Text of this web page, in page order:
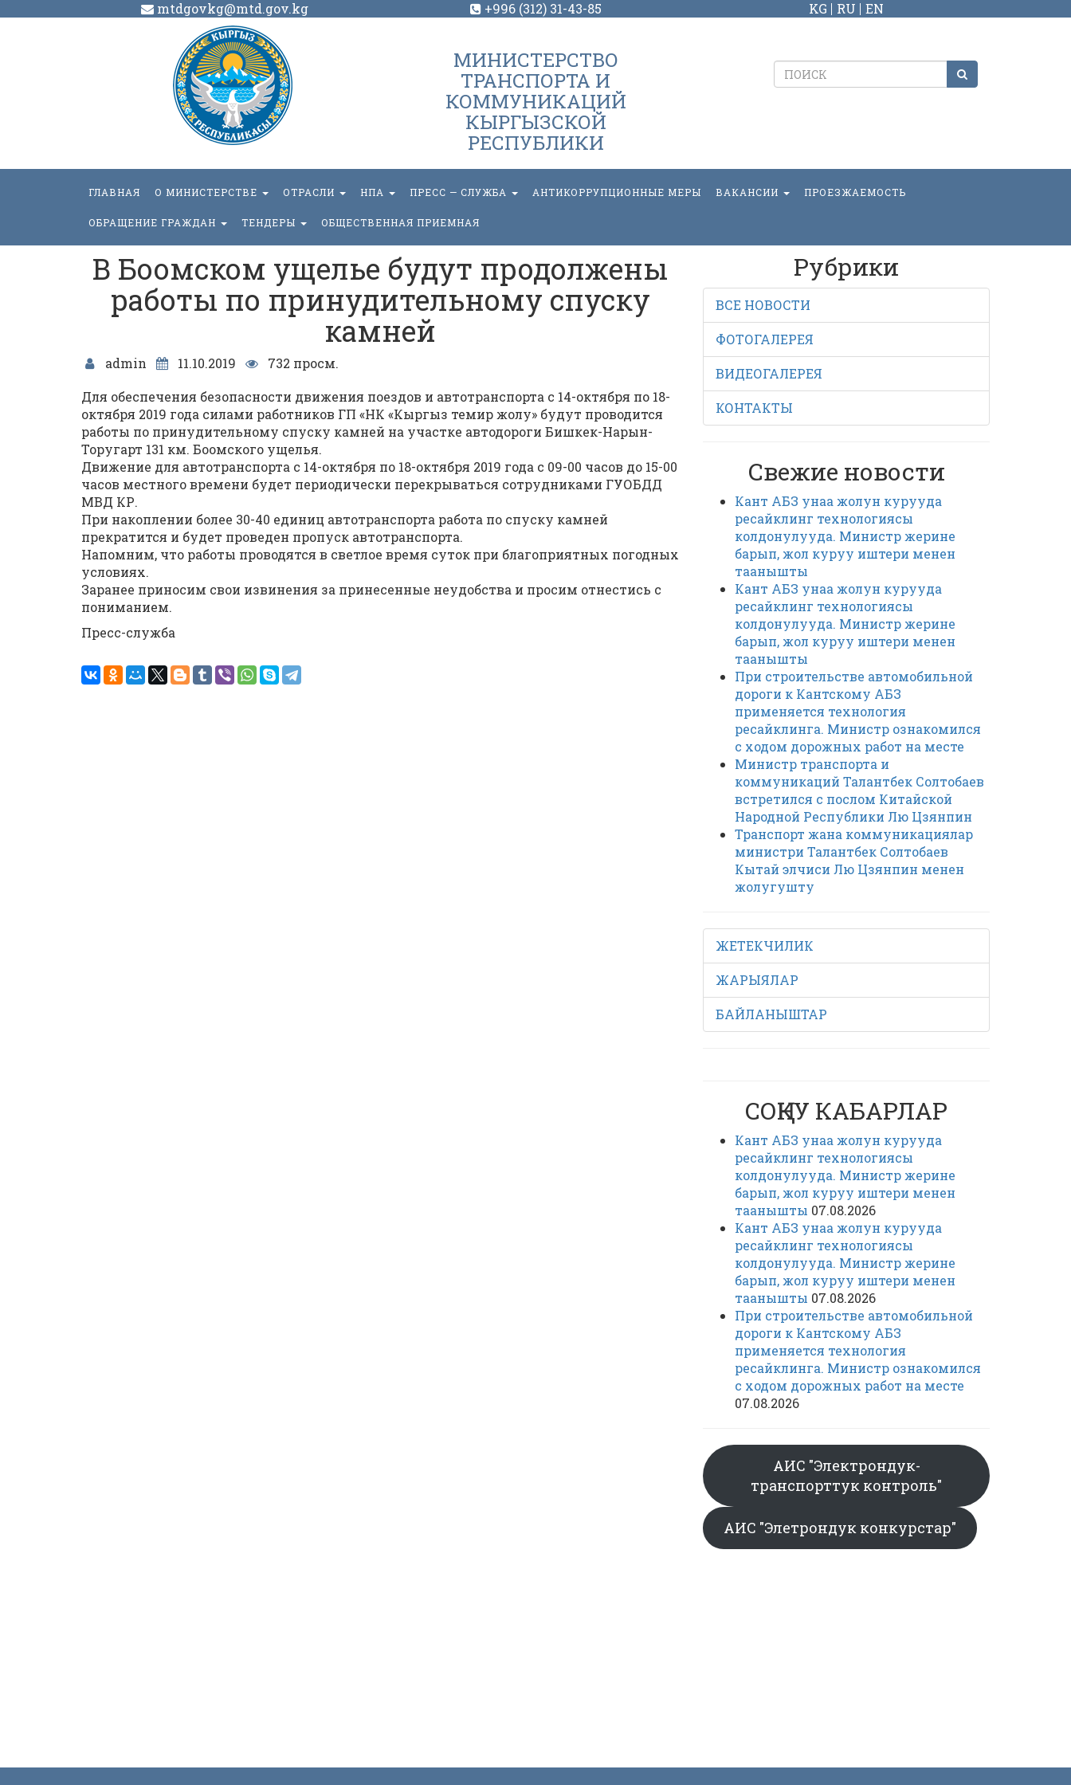
mtdgovkg@mtd.gov.kg +996 (312) 31-43-85 KG RU EN
МИНИСТЕРСТВО
ТРАНСПОРТА И
КОММУНИКАЦИЙ
КЫРГЫЗСКОЙ
РЕСПУБЛИКИ
ГЛАВНАЯ О МИНИСТЕРСТВЕ ОТРАСЛИ НПА ПРЕСС — СЛУЖБА АНТИКОРРУПЦИОННЫЕ МЕРЫ ВАКАНСИИ ПРОЕЗЖАЕМОСТЬ
ОБРАЩЕНИЕ ГРАЖДАН ТЕНДЕРЫ ОБЩЕСТВЕННАЯ ПРИЕМНАЯ
В Боомском ущелье будут продолжены
работы по принудительному спуску
камней
admin 11.10.2019
732 просм.
Для обеспечения безопасности движения поездов и автотранспорта с 14-октября по 18-
октября 2019 года силами работников ГП «НК «Кыргыз темир жолу» будут проводится
работы по принудительному спуску камней на участке автодороги Бишкек-Нарын-
Торугарт 131 км. Боомского ущелья.
Движение для автотранспорта с 14-октября по 18-октября 2019 года с 09-00 часов до 15-00
часов местного времени будет периодически перекрываться сотрудниками ГУОБДД
МВД КР.
При накоплении более 30-40 единиц автотранспорта работа по спуску камней
прекратится и будет проведен пропуск автотранспорта.
Напомним, что работы проводятся в светлое время суток при благоприятных погодных
условиях.
Заранее приносим свои извинения за принесенные неудобства и просим отнестись с
пониманием.
Пресс-служба
Рубрики
ВСЕ НОВОСТИ
ФОТОГАЛЕРЕЯ
ВИДЕОГАЛЕРЕЯ
КОНТАКТЫ
Свежие новости
Кант АБЗ унаа жолун курууда
ресайклинг технологиясы
колдонулууда. Министр жерине
барып, жол куруу иштери менен
таанышты
Кант АБЗ унаа жолун курууда
ресайклинг технологиясы
колдонулууда. Министр жерине
барып, жол куруу иштери менен
таанышты
При строительстве автомобильной
дороги к Кантскому АБЗ
применяется технология
ресайклинга. Министр ознакомился
с ходом дорожных работ на месте
Министр транспорта и
коммуникаций Талантбек Солтобаев
встретился с послом Китайской
Народной Республики Лю Цзянпин
Транспорт жана коммуникациялар
министри Талантбек Солтобаев
Кытай элчиси Лю Цзянпин менен
жолугушту
ЖЕТЕКЧИЛИК
ЖАРЫЯЛАР
БАЙЛАНЫШТАР
СОҢКУ КАБАРЛАР
Кант АБЗ унаа жолун курууда
ресайклинг технологиясы
колдонулууда. Министр жерине
барып, жол куруу иштери менен
таанышты 07.08.2026
Кант АБЗ унаа жолун курууда
ресайклинг технологиясы
колдонулууда. Министр жерине
барып, жол куруу иштери менен
таанышты 07.08.2026
При строительстве автомобильной
дороги к Кантскому АБЗ
применяется технология
ресайклинга. Министр ознакомился
с ходом дорожных работ на месте
07.08.2026
АИС "Электрондук-
транспорттук контроль"
АИС "Элетрондук конкурстар"